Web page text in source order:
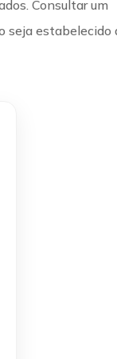
Consultar um
seja estabelecido